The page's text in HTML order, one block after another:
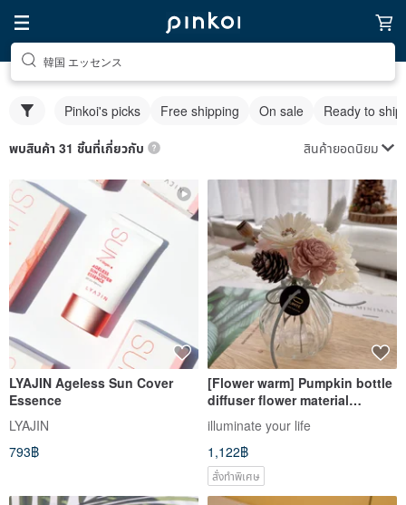
韓国 エッセンス
Pinkoi's picks Free shipping On sale Ready to ship
พบสินค้า 31 ชิ้นที่เกี่ยวกับ สินค้ายอดนิยม
LYAJIN Ageless Sun Cover
Essence
LYAJIN
793฿
[Flower warm] Pumpkin bottle
diffuser flower material
package (including a bottle of
Korean flavor)
illuminate your life
1,122฿
สั่งทำพิเศษ